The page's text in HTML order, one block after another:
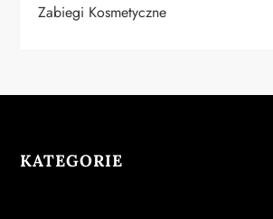
Zabiegi Kosmetyczne
KATEGORIE